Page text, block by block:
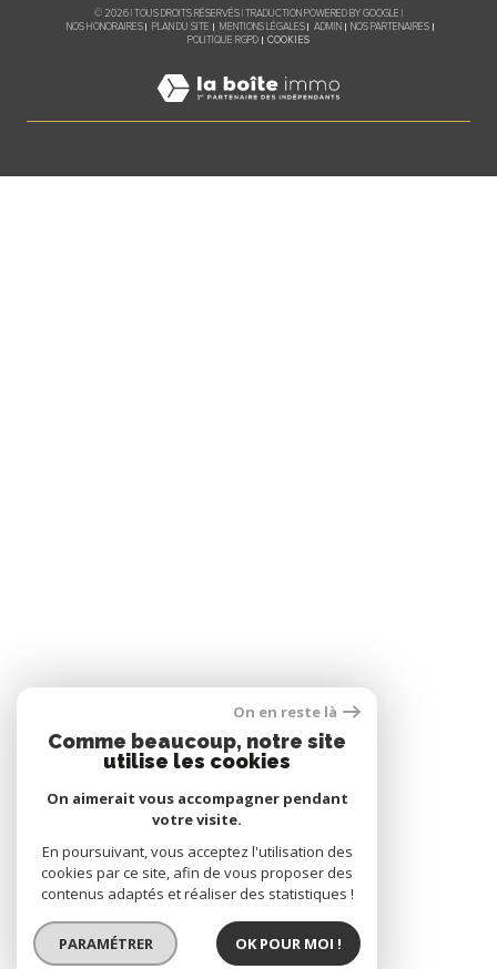
© 2026 | TOUS DROITS RÉSERVÉS | TRADUCTION POWERED BY GOOGLE |
NOS HONORAIRES
PLAN DU SITE MENTIONS LÉGALES ADMIN
NOS PARTENAIRES
POLITIQUE RGPD
COOKIES
On en reste là
Comme beaucoup, notre site
utilise les cookies
On aimerait vous accompagner pendant
votre visite.
En poursuivant, vous acceptez l'utilisation des
cookies par ce site, afin de vous proposer des
contenus adaptés et réaliser des statistiques !
PARAMÉTRER OK POUR MOI !